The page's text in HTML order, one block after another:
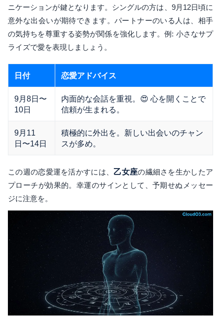
ニケーションが鍵となります。シングルの方は、9月12日頃に
意外な出会いが期待できます。パートナーのいる人は、相手
の気持ちを尊重する姿勢が関係を強化します。例: 小さなサプ
ライズで愛を表現しましょう。
日付 恋愛アドバイス
9月8日〜
10日
内面的な会話を重視。😍 心を開くことで
信頼が生まれる。
9月11
日〜14日
積極的に外出を。新しい出会いのチャン
スが多め。
この週の恋愛運を活かすには、乙女座の繊細さを生かしたア
プローチが効果的。幸運のサインとして、予期せぬメッセー
ジに注意を。